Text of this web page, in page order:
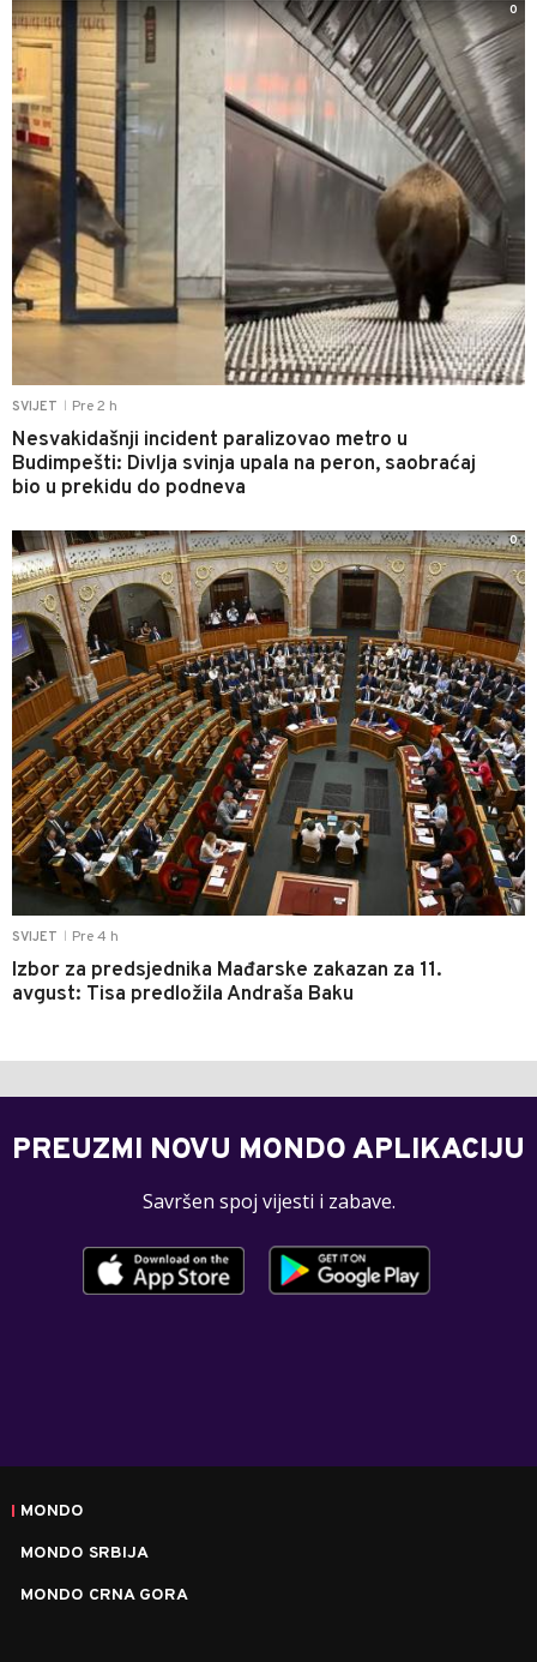
SVIJET Pre 2 h
Nesvakidašnji incident paralizovao metro u
Budimpešti: Divlja svinja upala na peron, saobraćaj
bio u prekidu do podneva
0
SVIJET Pre 4 h
Izbor za predsjednika Mađarske zakazan za 11.
avgust: Tisa predložila Andraša Baku
0
PREUZMI NOVU MONDO APLIKACIJU
Savršen spoj vijesti i zabave.
MONDO
MONDO SRBIJA
MONDO CRNA GORA